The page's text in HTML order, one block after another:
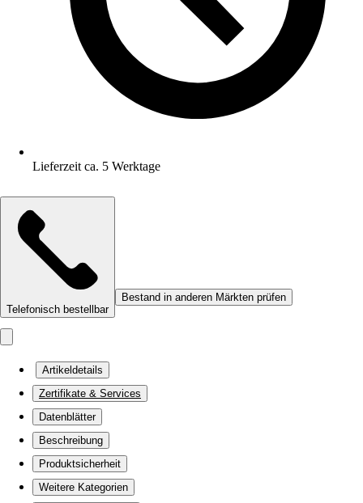
Lieferzeit ca. 5 Werktage
Telefonisch bestellbar
Bestand in anderen Märkten prüfen
Artikeldetails
Zertifikate & Services
Datenblätter
Beschreibung
Produktsicherheit
Weitere Kategorien